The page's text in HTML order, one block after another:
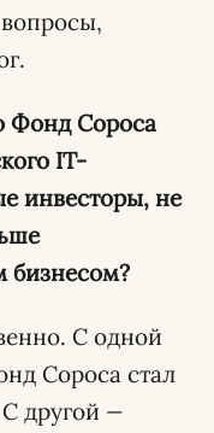
Фонд Сороса
IT-
инвесторы, не
бизнесом?
С одной
Сороса стал
другой —